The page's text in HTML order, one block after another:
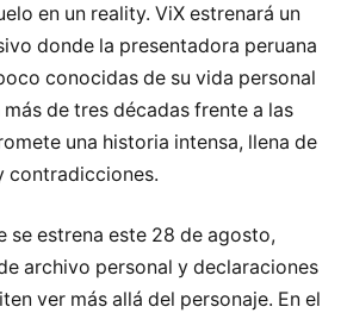
en un reality. ViX estrenará un
donde la presentadora peruana
conocidas de su vida personal
de tres décadas frente a las
una historia intensa, llena de
contradicciones.
se estrena este 28 de agosto,
archivo personal y declaraciones
ver más allá del personaje. En el